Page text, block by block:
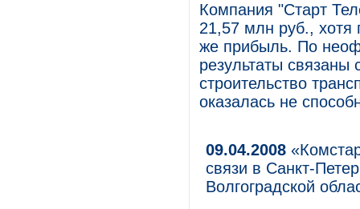
Компания "Старт
21,57 млн руб., хотя
же прибыль. По
результаты связаны
строительство
оказалась не
09.04.2008
связи в Санкт-
Волгоградской